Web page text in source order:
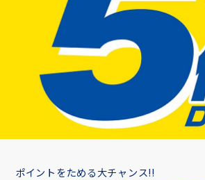
ポイントをためる大チャンス!!